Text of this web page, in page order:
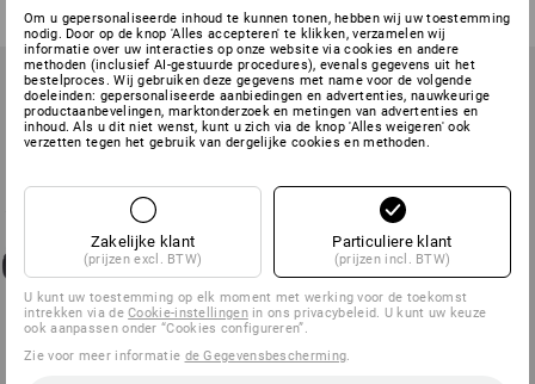
Om u gepersonaliseerde inhoud te kunnen tonen, hebben wij uw toestemming
nodig. Door op de knop 'Alles accepteren' te klikken, verzamelen wij
informatie over uw interacties op onze website via cookies en andere
methoden (inclusief AI-gestuurde procedures), evenals gegevens uit het
bestelproces. Wij gebruiken deze gegevens met name voor de volgende
doeleinden: gepersonaliseerde aanbiedingen en advertenties, nauwkeurige
productaanbevelingen, marktonderzoek en metingen van advertenties en
inhoud. Als u dit niet wenst, kunt u zich via de knop 'Alles weigeren' ook
verzetten tegen het gebruik van dergelijke cookies en methoden.
Zakelijke klant
(prijzen excl. BTW)
Particuliere klant
(prijzen incl. BTW)
U kunt uw toestemming op elk moment met werking voor de toekomst
intrekken via deCookie-instellingenin ons privacybeleid. U kunt uw keuze
ook aanpassen onder “Cookies configureren”.
Zie voor meer informatie de Gegevensbescherming